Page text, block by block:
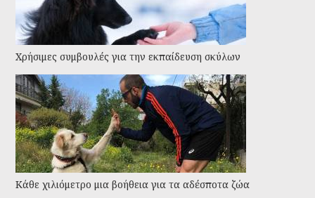
Χρήσιμες συμβουλές για την εκπαίδευση σκύλων
Kάθε χιλιόμετρο μια βοήθεια για τα αδέσποτα ζώα